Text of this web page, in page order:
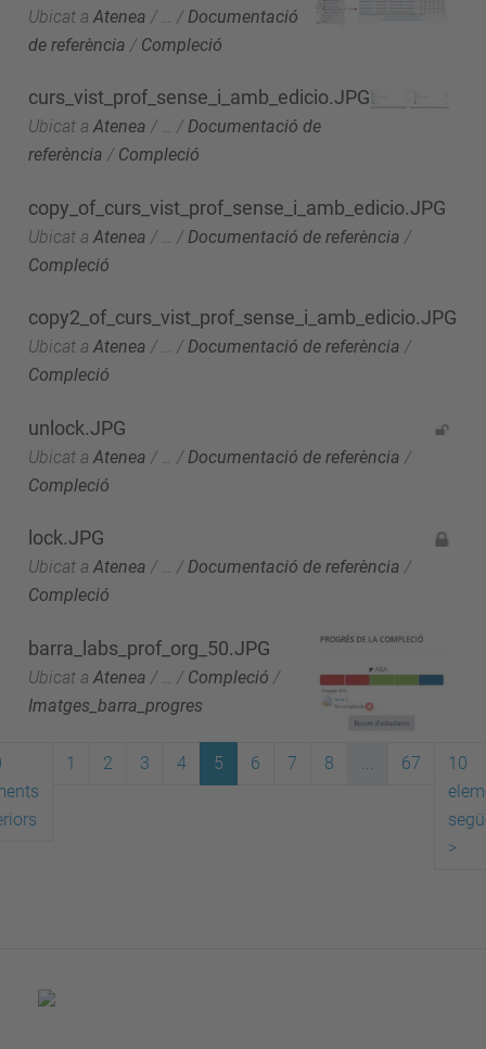
Ubicat a Atenea / / Documentació
de referència / Compleció
curs_vist_prof_sense_i_amb_edicio.JPG
Ubicat a Atenea / … /Documentació de
referència / Compleció
copy_of_curs_vist_prof_sense_i_amb_edicio.JPG
Ubicat a Atenea / / Documentació de referència /
Compleció
copy2_of_curs_vist_prof_sense_i_amb_edicio.JPG
Ubicat a Atenea / … /Documentació de referència /
Compleció
unlock.JPG
Ubicat a Atenea / / Documentació de referència /
Compleció
lock.JPG
Ubicat a Atenea / … /Documentació de referència /
Compleció
barra_labs_prof_org_50.JPG
Ubicat a Atenea / / Compleció /
Imatges_barra_progres
1 2 3 4 5 6 7 8 67
10
>